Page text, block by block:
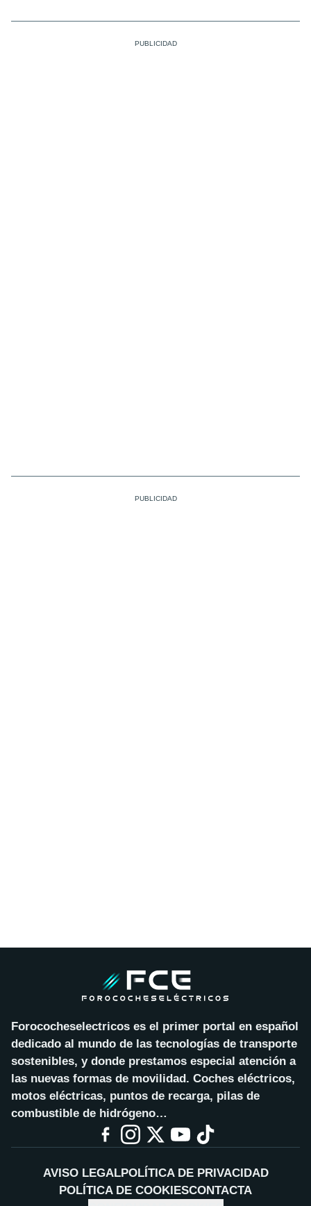
Forococheselectricos es el primer portal en español
dedicado al mundo de las tecnologías de transporte
sostenibles, y donde prestamos especial atención a
las nuevas formas de movilidad. Coches eléctricos,
motos eléctricas, puntos de recarga, pilas de
combustible de hidrógeno…
AVISO LEGALPOLÍTICA DE PRIVACIDAD
POLÍTICA DE COOKIESCONTACTA